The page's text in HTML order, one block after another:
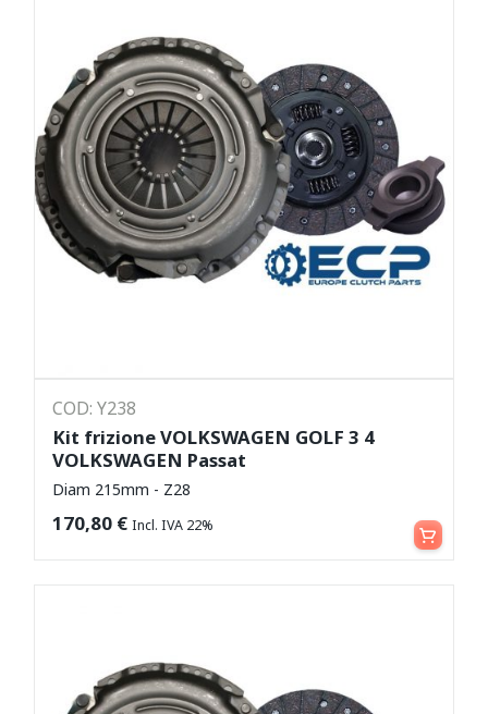
COD: Y238
Kit frizione VOLKSWAGEN GOLF 3 4
VOLKSWAGEN Passat
Diam 215mm - Z28
170,80 € Incl. IVA 22% Aggiungi al carrello